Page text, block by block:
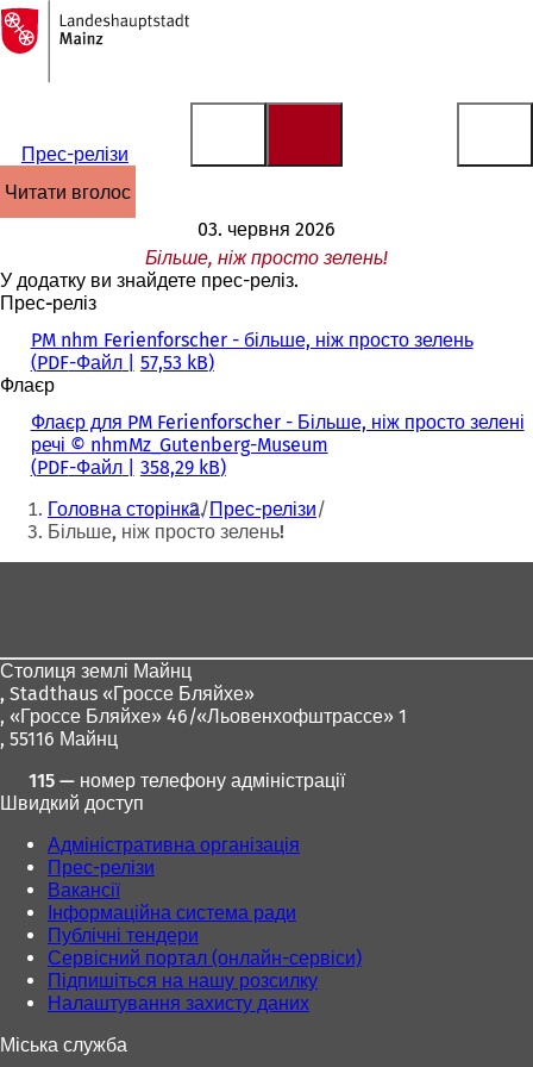
Перейти до змісту
На
головну
сторінку
Прес-релізи
читати вголос
03. червня 2026
Більше, ніж просто зелень!
У додатку ви знайдете прес-реліз.
Прес-реліз
PM nhm Ferienforscher - більше, ніж просто зелень
PDF-Файл
57,53 kB
Флаєр
Флаєр для PM Ferienforscher - Більше, ніж просто зелені
речі © nhmMz_Gutenberg-Museum
PDF-Файл 358,29 kB
Ти
тут:
Головна сторінка Прес-релізи
Більше, ніж просто зелень!
Столиця землі Майнц
, Stadthaus «Гроссе Бляйхе»
, «Гроссе Бляйхе» 46/«Льовенхофштрассе» 1
, 55116 Майнц
115 — номер телефону адміністрації
Швидкий доступ
Адміністративна організація
Прес-релізи
Вакансії
Інформаційна система ради
Публічні тендери
Сервісний портал (онлайн-сервіси)
Підпишіться на нашу розсилку
Налаштування захисту даних
Міська служба